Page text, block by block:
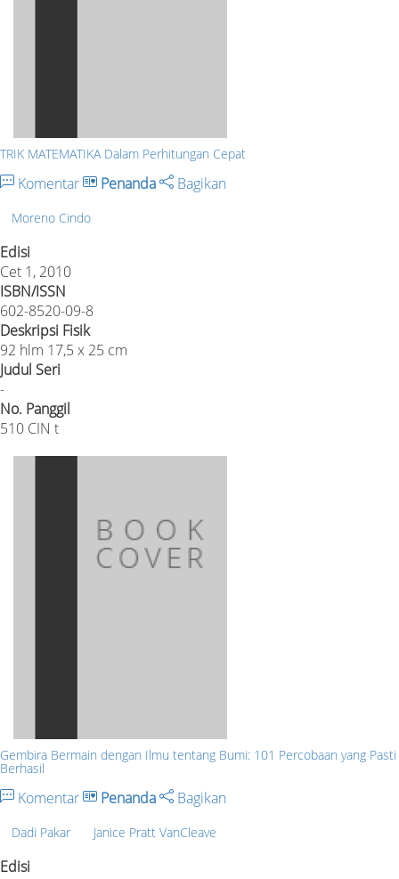
TRIK MATEMATIKA Dalam Perhitungan Cepat
Komentar Penanda Bagikan
Moreno Cindo
Edisi
Cet 1, 2010
ISBN/ISSN
602-8520-09-8
Deskripsi Fisik
92 hlm 17,5 x 25 cm
Judul Seri
-
No. Panggil
510 CIN t
Gembira Bermain dengan Ilmu tentang Bumi: 101 Percobaan yang Pasti
Berhasil
Komentar Penanda Bagikan
Dadi Pakar Janice Pratt VanCleave
Edisi